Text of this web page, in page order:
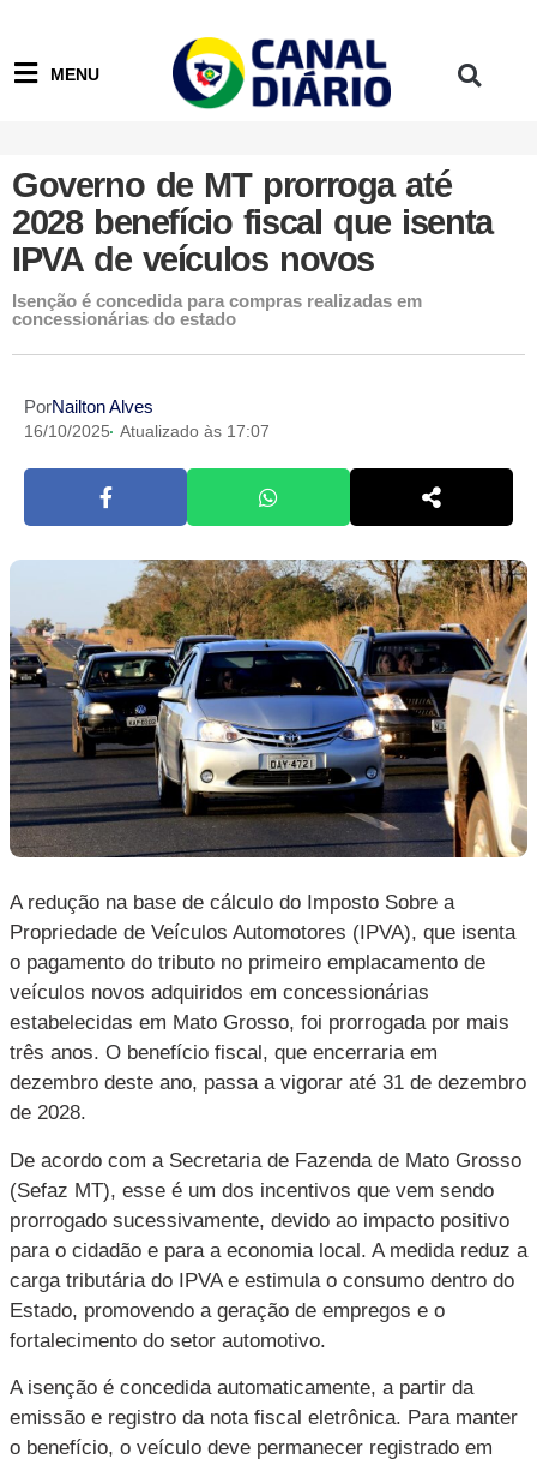
MENU
Governo de MT prorroga até
2028 benefício fiscal que isenta
IPVA de veículos novos
Isenção é concedida para compras realizadas em
concessionárias do estado
PorNailton Alves
16/10/2025 Atualizado às 17:07
A redução na base de cálculo do Imposto Sobre a
Propriedade de Veículos Automotores (IPVA), que isenta
o pagamento do tributo no primeiro emplacamento de
veículos novos adquiridos em concessionárias
estabelecidas em Mato Grosso, foi prorrogada por mais
três anos. O benefício fiscal, que encerraria em
dezembro deste ano, passa a vigorar até 31 de dezembro
de 2028.
De acordo com a Secretaria de Fazenda de Mato Grosso
(Sefaz MT), esse é um dos incentivos que vem sendo
prorrogado sucessivamente, devido ao impacto positivo
para o cidadão e para a economia local. A medida reduz a
carga tributária do IPVA e estimula o consumo dentro do
Estado, promovendo a geração de empregos e o
fortalecimento do setor automotivo.
A isenção é concedida automaticamente, a partir da
emissão e registro da nota fiscal eletrônica. Para manter
o benefício, o veículo deve permanecer registrado em